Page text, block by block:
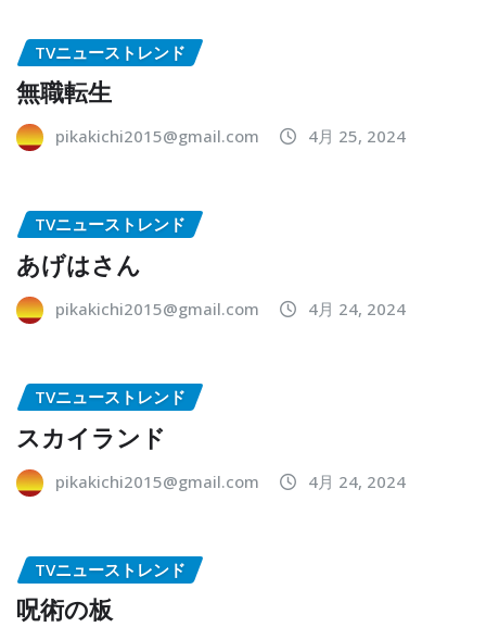
TVニューストレンド
無職転生
pikakichi2015@gmail.com 4月 25, 2024
TVニューストレンド
あげはさん
pikakichi2015@gmail.com 4月 24, 2024
TVニューストレンド
スカイランド
pikakichi2015@gmail.com 4月 24, 2024
TVニューストレンド
呪術の板